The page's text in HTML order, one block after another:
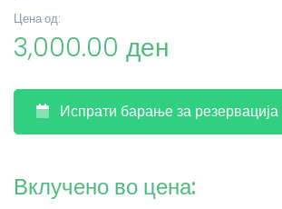
Цена од:
3,000.00 ден
Испрати барање за резервација
Вклучено во цена: